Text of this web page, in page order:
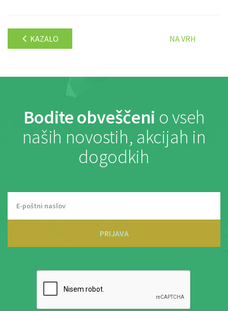
KAZALO NA VRH
Bodite obveščeni o vseh
naših novostih, akcijah in
dogodkih
PRIJAVA